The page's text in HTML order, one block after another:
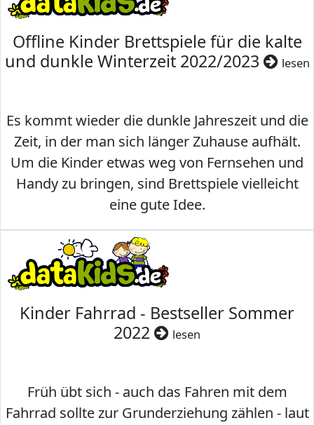
Offline Kinder Brettspiele für die kalte
und dunkle Winterzeit 2022/2023
lesen
Es kommt wieder die dunkle Jahreszeit und die
Zeit, in der man sich länger Zuhause aufhält.
Um die Kinder etwas weg von Fernsehen und
Handy zu bringen, sind Brettspiele vielleicht
eine gute Idee.
Kinder Fahrrad - Bestseller Sommer
2022
lesen
Früh übt sich - auch das Fahren mit dem
Fahrrad sollte zur Grunderziehung zählen - laut